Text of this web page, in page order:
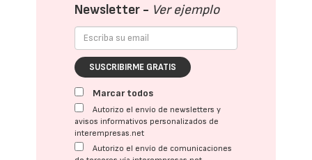
Newsletter - Ver ejemplo
SUSCRIBIRME GRATIS
Marcar todos
Autorizo el envío de newsletters y
avisos informativos personalizados de
interempresas.net
Autorizo el envío de comunicaciones